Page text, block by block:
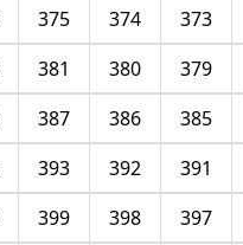
373
374
375
379
380
381
385
386
387
391
392
393
397
398
399